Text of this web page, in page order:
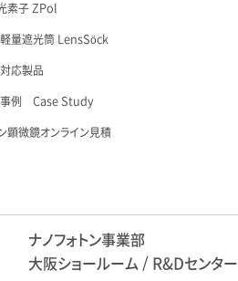
素子 ZPol
量遮光筒 LensSöck
応製品
例 Case Study
顕微鏡オンライン見積
ナノフォトン事業部
大阪ショールーム / R&Dセンター